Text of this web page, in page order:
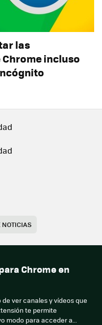
las
incluso
NOTICIAS
Chrome en
ver canales y vídeos que
te permite
modo para acceder a...